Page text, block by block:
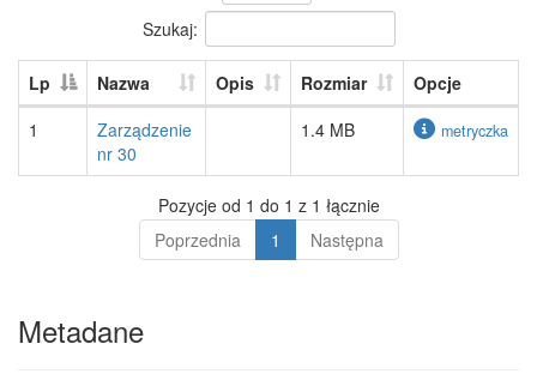
Szukaj:
Lp Nazwa Opis Rozmiar
Opcje
1
Zarządzenie
nr 30
1.4 MB metryczka
Pozycje od 1 do 1 z 1 łącznie
Poprzednia
1 Następna
Metadane